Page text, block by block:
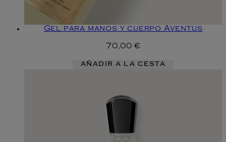
Gel para manos y cuerpo Aventus
70,00 €
AÑADIR A LA CESTA